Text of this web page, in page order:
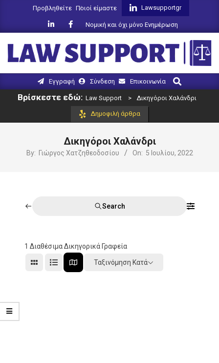
Προβληθείτε Ποιοί είμαστε Lawsupportgr
Νομική και όχι μόνο Ενημέρωση
LAW
SUPPORT
Navigation
Εγγραφή Σύνδεση Επικοινωνία
Search
Βρίσκεστε εδώ: Law Support > Δικηγόροι Χαλάνδρι
Δημοφιλή άρθρα
Δικηγόροι Χαλάνδρι
By: Γιώργος Χατζηθεοδοσίου On: 5 Ιουλίου, 2022
Search
1 Διαθέσιμα Δικηγορικά Γραφεία
Ταξινόμηση Κατά